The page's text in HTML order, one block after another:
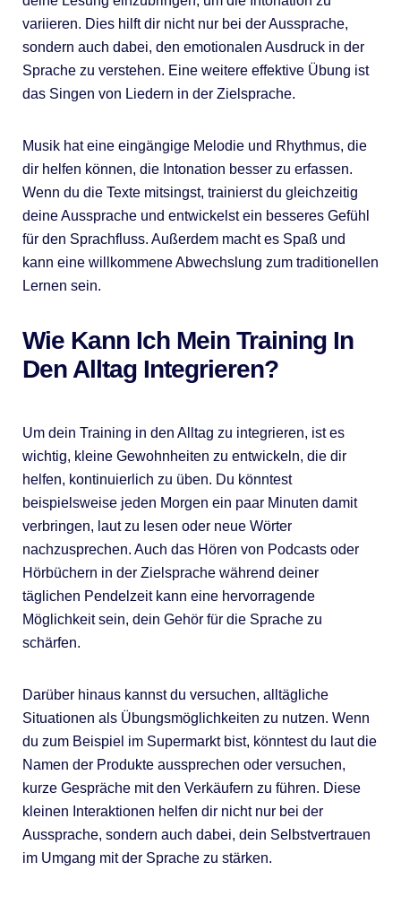
variieren. Dies hilft dir nicht nur bei der Aussprache,
sondern auch dabei, den emotionalen Ausdruck in der
Sprache zu verstehen. Eine weitere effektive Übung ist
das Singen von Liedern in der Zielsprache.
Musik hat eine eingängige Melodie und Rhythmus, die
dir helfen können, die Intonation besser zu erfassen.
Wenn du die Texte mitsingst, trainierst du gleichzeitig
deine Aussprache und entwickelst ein besseres Gefühl
für den Sprachfluss. Außerdem macht es Spaß und
kann eine willkommene Abwechslung zum traditionellen
Lernen sein.
Wie Kann Ich Mein Training In
Den Alltag Integrieren?
Um dein Training in den Alltag zu integrieren, ist es
wichtig, kleine Gewohnheiten zu entwickeln, die dir
helfen, kontinuierlich zu üben. Du könntest
beispielsweise jeden Morgen ein paar Minuten damit
verbringen, laut zu lesen oder neue Wörter
nachzusprechen. Auch das Hören von Podcasts oder
Hörbüchern in der Zielsprache während deiner
täglichen Pendelzeit kann eine hervorragende
Möglichkeit sein, dein Gehör für die Sprache zu
schärfen.
Darüber hinaus kannst du versuchen, alltägliche
Situationen als Übungsmöglichkeiten zu nutzen. Wenn
du zum Beispiel im Supermarkt bist, könntest du laut die
Namen der Produkte aussprechen oder versuchen,
kurze Gespräche mit den Verkäufern zu führen. Diese
kleinen Interaktionen helfen dir nicht nur bei der
Aussprache, sondern auch dabei, dein Selbstvertrauen
im Umgang mit der Sprache zu stärken.